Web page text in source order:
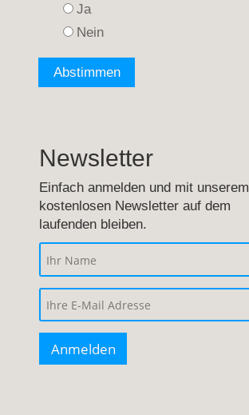
Ja
Nein
Newsletter
Einfach anmelden und mit unserem
kostenlosen Newsletter auf dem
laufenden bleiben.